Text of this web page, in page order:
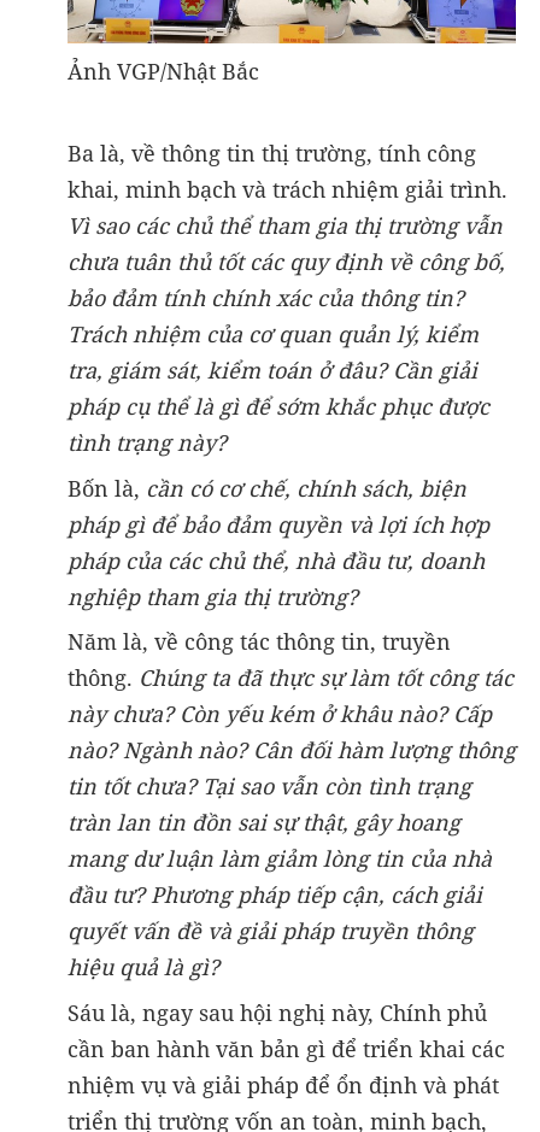
Ảnh VGP/Nhật Bắc
Ba là, về thông tin thị trường, tính công
khai, minh bạch và trách nhiệm giải trình.
Vì sao các chủ thể tham gia thị trường vẫn
chưa tuân thủ tốt các quy định về công bố,
bảo đảm tính chính xác của thông tin?
Trách nhiệm của cơ quan quản lý, kiểm
tra, giám sát, kiểm toán ở đâu? Cần giải
pháp cụ thể là gì để sớm khắc phục được
tình trạng này?
Bốn là, cần có cơ chế, chính sách, biện
pháp gì để bảo đảm quyền và lợi ích hợp
pháp của các chủ thể, nhà đầu tư, doanh
nghiệp tham gia thị trường?
Năm là, về công tác thông tin, truyền
thông. Chúng ta đã thực sự làm tốt công tác
này chưa? Còn yếu kém ở khâu nào? Cấp
nào? Ngành nào? Cân đối hàm lượng thông
tin tốt chưa? Tại sao vẫn còn tình trạng
tràn lan tin đồn sai sự thật, gây hoang
mang dư luận làm giảm lòng tin của nhà
đầu tư? Phương pháp tiếp cận, cách giải
quyết vấn đề và giải pháp truyền thông
hiệu quả là gì?
Sáu là, ngay sau hội nghị này, Chính phủ
cần ban hành văn bản gì để triển khai các
nhiệm vụ và giải pháp để ổn định và phát
triển thị trường vốn an toàn, minh bạch,